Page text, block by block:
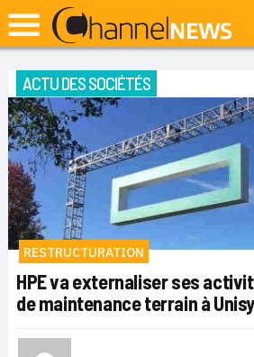
ACTU DES SOCIÉTÉS
RESTRUCTURATION
HPE va externaliser ses
de maintenance terrain à